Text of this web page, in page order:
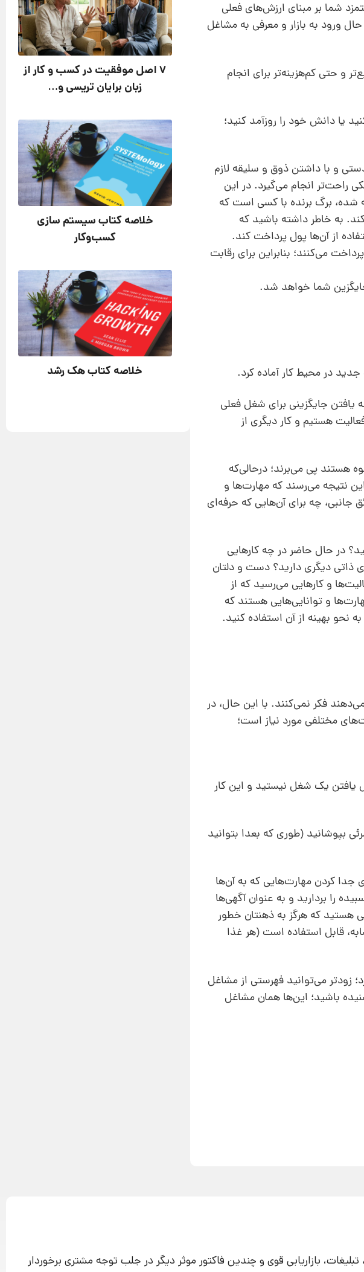
شما بر مبنای ارزش‌های فعلی
ورود به بازار و معرفی به مشاغل
و حتی کم‌هزینه‌تر برای انجام
یا دانش خود را روزآمد کنید؛
و با داشتن ذوق و سلیقه لازم
راحت‌تر انجام می‌گیرد. در این
شده، برگ برنده با کسی است که
به خاطر داشته باشید که
از آن‌ها پول پرداخت کند.
می‌کنند؛ بنابراین برای رقابت
شما خواهد شد.
در محیط کار آماده کرد.
یافتن جایگزینی برای شغل فعلی
هستیم و کار دیگری از
هستند پی می‌برند؛ در‌حالی‌که
نتیجه می‌رسند که مهارت‌ها و
جانبی، چه برای آن‌هایی که حرفه‌ای
در حال حاضر در چه کارهایی
ذاتی‌ دیگری دارید؟ دست و دلتان
و کارهایی می‌رسید که از
و توانایی‌هایی هستند که
بهینه از آن استفاده کنید.
فکر نمی‌‌کنند. با این حال، در
مختلفی مورد نیاز است؛
یافتن یک شغل نیستید و این کار
بپوشانید (طوری که بعدا بتوانید
جدا کردن مهارت‌هایی که به آن‌ها
را بردارید و به عنوان آگهی‌ها
هستید که هرگز به ذهنتان خطور
قابل استفاده‌ است (هر غذا
زودتر می‌توانید فهرستی از مشاغل
باشید؛ این‌ها همان مشاغل
7 اصل موفقیت در کسب‌ و کار از
زبان برایان تریسی و…
خلاصه کتاب سیستم سازی
کسب‌وکار
خلاصه کتاب هک رشد
بازاریابی قوی و چندین فاکتور موثر دیگر در جلب توجه مشتری برخوردار